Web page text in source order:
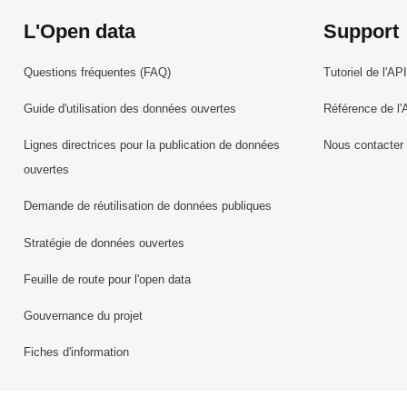
L'Open data
Questions fréquentes (FAQ)
Guide d'utilisation des données ouvertes
Lignes directrices pour la publication de données
ouvertes
Demande de réutilisation de données publiques
Stratégie de données ouvertes
Feuille de route pour l'open data
Gouvernance du projet
Fiches d'information
Support
Tutoriel de l'API
Référence de
Nous contacter